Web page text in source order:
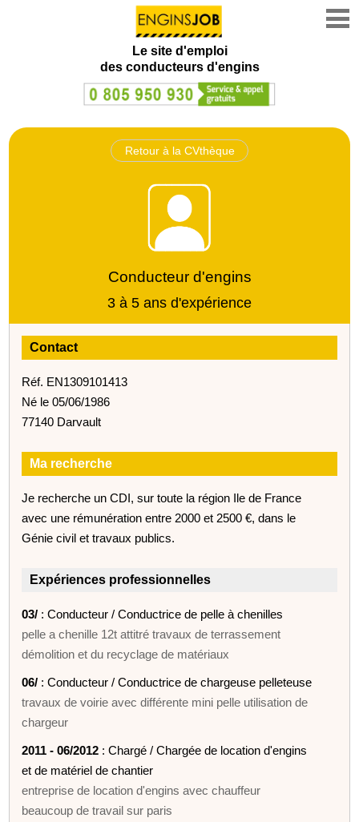
Le site d'emploi
des conducteurs d'engins
Retour à la CVthèque
Conducteur d'engins
3 à 5 ans d'expérience
Contact
Réf. EN1309101413
Né le 05/06/1986
77140 Darvault
Ma recherche
Je recherche un CDI, sur toute la région Ile de France
avec une rémunération entre 2000 et 2500 €, dans le
Génie civil et travaux publics.
Expériences professionnelles
03/ : Conducteur / Conductrice de pelle à chenilles
pelle a chenille 12t attitré travaux de terrassement
démolition et du recyclage de matériaux
06/ : Conducteur / Conductrice de chargeuse pelleteuse
travaux de voirie avec différente mini pelle utilisation de
chargeur
2011 - 06/2012 : Chargé / Chargée de location d'engins
et de matériel de chantier
entreprise de location d'engins avec chauffeur
beaucoup de travail sur paris